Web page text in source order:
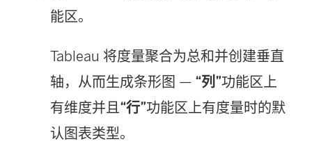
能区。
Tableau 将度量聚合为总和并创建垂直
轴，从而生成条形图 — “列”功能区上
有维度并且“行”功能区上有度量时的默
认图表类型。